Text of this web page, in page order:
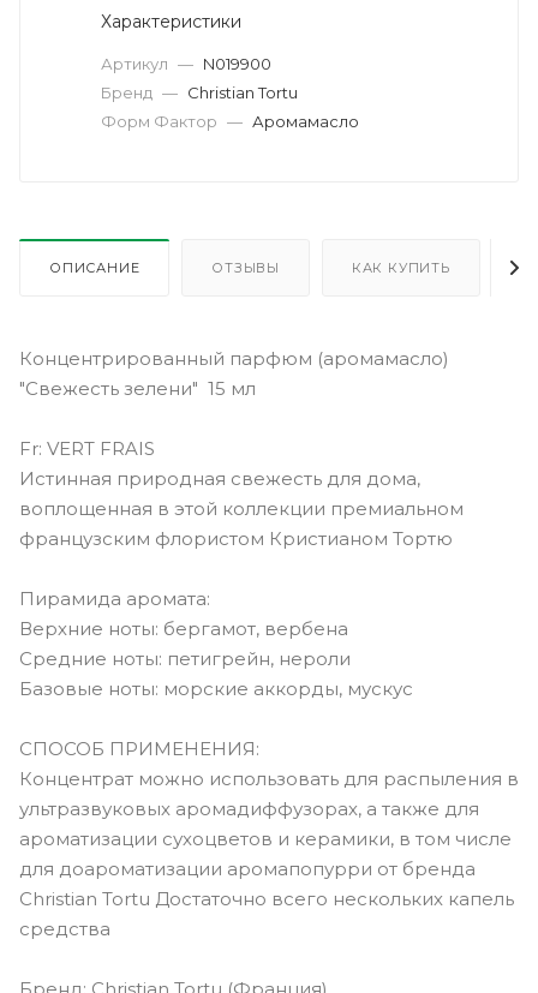
Характеристики
Артикул — N019900
Бренд — Christian Tortu
Форм Фактор — Аромамасло
ОПИСАНИЕ ОТЗЫВЫ КАК КУПИТЬ
Концентрированный парфюм (аромамасло)
"Свежесть зелени" 15 мл
Fr: VERT FRAIS
Истинная природная свежесть для дома,
воплощенная в этой коллекции премиальном
французским флористом Кристианом Тортю
Пирамида аромата:
Верхние ноты: бергамот, вербена
Средние ноты: петигрейн, нероли
Базовые ноты: морские аккорды, мускус
СПОСОБ ПРИМЕНЕНИЯ:
Концентрат можно использовать для распыления в
ультразвуковых аромадиффузорах, а также для
ароматизации сухоцветов и керамики, в том числе
для доароматизации аромапопурри от бренда
Christian Tortu Достаточно всего нескольких капель
средства